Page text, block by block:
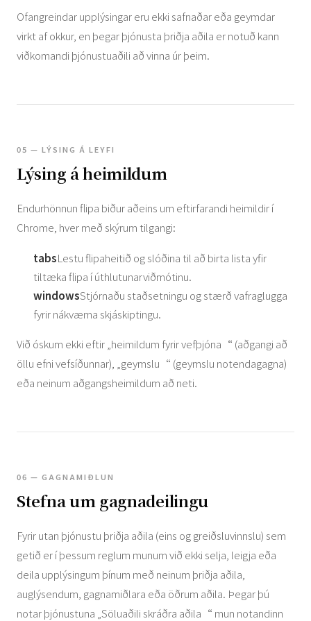
Ofangreindar upplýsingar eru ekki safnaðar eða geymdar
virkt af okkur, en þegar þjónusta þriðja aðila er notuð kann
viðkomandi þjónustuaðili að vinna úr þeim.
05 — LÝSING Á LEYFI
Lýsing á heimildum
Endurhönnun flipa biður aðeins um eftirfarandi heimildir í
Chrome, hver með skýrum tilgangi:
tabsLestu flipaheitið og slóðina til að birta lista yfir
tiltæka flipa í úthlutunarviðmótinu.
windowsStjórnaðu staðsetningu og stærð vafraglugga
fyrir nákvæma skjáskiptingu.
Við óskum ekki eftir „heimildum fyrir vefþjóna“ (aðgangi að
öllu efni vefsíðunnar), „geymslu“ (geymslu notendagagna)
eða neinum aðgangsheimildum að neti.
06 — GAGNAMIÐLUN
Stefna um gagnadeilingu
Fyrir utan þjónustu þriðja aðila (eins og greiðsluvinnslu) sem
getið er í þessum reglum munum við ekki selja, leigja eða
deila upplýsingum þínum með neinum þriðja aðila,
auglýsendum, gagnamiðlara eða öðrum aðila. Þegar þú
notar þjónustuna „Söluaðili skráðra aðila“ mun notandinn